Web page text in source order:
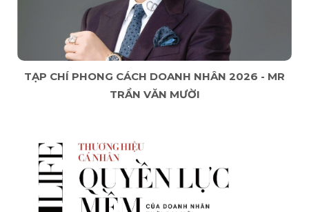
TẠP CHÍ PHONG CÁCH DOANH NHÂN 2026 - MR
TRẦN VĂN MƯỜI